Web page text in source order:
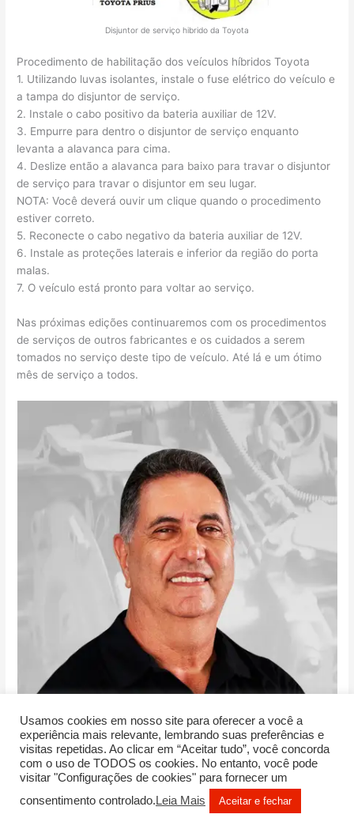
Disjuntor de serviço hibrido da Toyota
Procedimento de habilitação dos veículos híbridos Toyota
1. Utilizando luvas isolantes, instale o fuse elétrico do veículo e
a tampa do disjuntor de serviço.
2. Instale o cabo positivo da bateria auxiliar de 12V.
3. Empurre para dentro o disjuntor de serviço enquanto
levanta a alavanca para cima.
4. Deslize então a alavanca para baixo para travar o disjuntor
de serviço para travar o disjuntor em seu lugar.
NOTA: Você deverá ouvir um clique quando o procedimento
estiver correto.
5. Reconecte o cabo negativo da bateria auxiliar de 12V.
6. Instale as proteções laterais e inferior da região do porta
malas.
7. O veículo está pronto para voltar ao serviço.
Nas próximas edições continuaremos com os procedimentos
de serviços de outros fabricantes e os cuidados a serem
tomados no serviço deste tipo de veículo. Até lá e um ótimo
mês de serviço a todos.
Usamos cookies em nosso site para oferecer a você a
experiência mais relevante, lembrando suas preferências e
visitas repetidas. Ao clicar em “Aceitar tudo”, você concorda
com o uso de TODOS os cookies. No entanto, você pode
visitar "Configurações de cookies" para fornecer um
consentimento controlado. Leia Mais Aceitar e fechar